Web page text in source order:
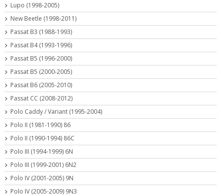
Lupo (1998-2005)
New Beetle (1998-2011)
Passat B3 (1988-1993)
Passat B4 (1993-1996)
Passat B5 (1996-2000)
Passat B5 (2000-2005)
Passat B6 (2005-2010)
Passat CC (2008-2012)
Polo Caddy / Variant (1995-2004)
Polo II (1981-1990) 86
Polo II (1990-1994) 86C
Polo III (1994-1999) 6N
Polo III (1999-2001) 6N2
Polo IV (2001-2005) 9N
Polo IV (2005-2009) 9N3